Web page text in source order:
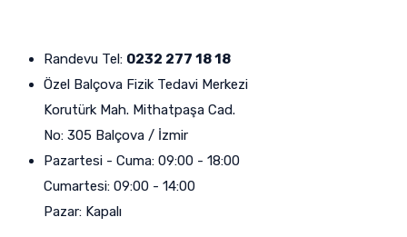
Randevu Tel: 0232 277 18 18
Özel Balçova Fizik Tedavi Merkezi
Korutürk Mah. Mithatpaşa Cad.
No: 305 Balçova / İzmir
Pazartesi - Cuma: 09:00 - 18:00
Cumartesi: 09:00 - 14:00
Pazar: Kapalı